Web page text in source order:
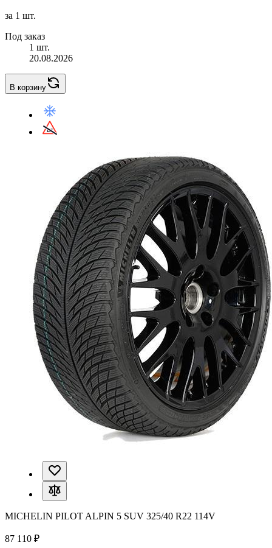
за 1 шт.
Под заказ
1 шт.
20.08.2026
В корзину
MICHELIN PILOT ALPIN 5 SUV 325/40 R22 114V
87 110 ₽